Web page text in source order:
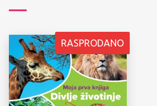
RASPRODANO